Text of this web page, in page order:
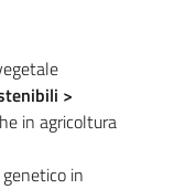
>
in agricoltura
in